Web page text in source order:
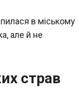
в міському
але й не
страв